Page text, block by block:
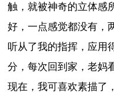
触，就被神奇的立体感
好，一点感觉都没有，
听从了我的指挥，应用
分，每次回到家，老妈
现在，我可喜欢素描了